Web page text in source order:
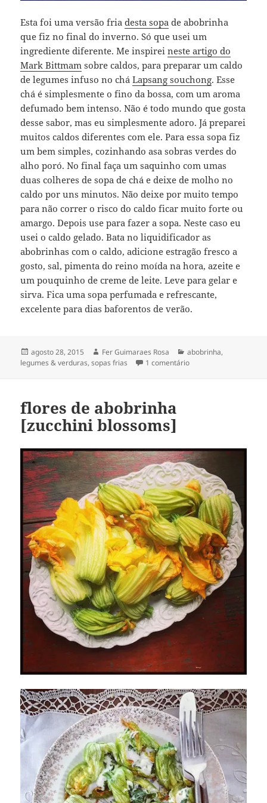
Esta foi uma versão friadesta sopa de abobrinha
que fiz no final do inverno. Só que usei um
ingrediente diferente. Me inspireineste artigo do
Mark Bittmam sobre caldos, para preparar um caldo
de legumes infuso no cháLapsang souchong. Esse
chá é simplesmente o fino da bossa, com um aroma
defumado bem intenso. Não é todo mundo que gosta
desse sabor, mas eu simplesmente adoro. Já preparei
muitos caldos diferentes com ele. Para essa sopa fiz
um bem simples, cozinhando asa sobras verdes do
alho poró. No final faça um saquinho com umas
duas colheres de sopa de chá e deixe de molho no
caldo por uns minutos. Não deixe por muito tempo
para não correr o risco do caldo ficar muito forte ou
amargo. Depois use para fazer a sopa. Neste caso eu
usei o caldo gelado. Bata no liquidificador as
abobrinhas com o caldo, adicione estragão fresco a
gosto, sal, pimenta do reino moída na hora, azeite e
um pouquinho de creme de leite. Leve para gelar e
sirva. Fica uma sopa perfumada e refrescante,
excelente para dias baforentos de verão.
Publicado
em
agosto 28, 2015 Autor
Fer Guimaraes Rosa Categorias
abobrinha,
legumes & verduras,sopas frias 1 comentárioem sopa fria de
flores de abobrinha
[zucchini blossoms]